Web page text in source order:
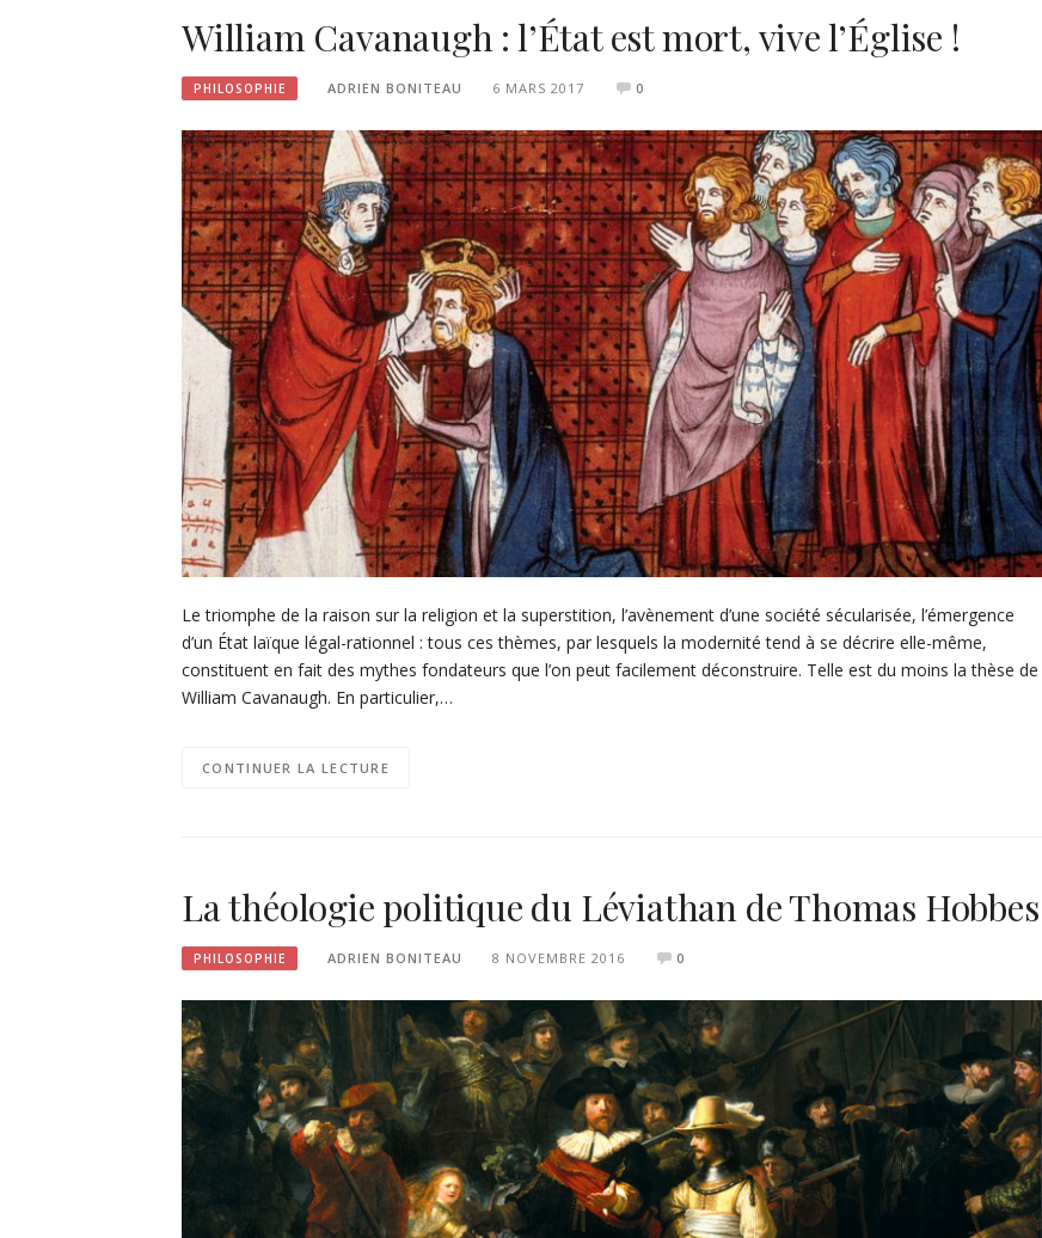
William Cavanaugh : l’État est mort, vive l’Église !
PHILOSOPHIE ADRIEN BONITEAU 6 MARS 2017 0
Le triomphe de la raison sur la religion et la superstition, l’avènement d’une société sécularisée, l’émergence
d’un État laïque légal-rationnel : tous ces thèmes, par lesquels la modernité tend à se décrire elle-même,
constituent en fait des mythes fondateurs que l’on peut facilement déconstruire. Telle est du moins la thèse de
William Cavanaugh. En particulier,…
CONTINUER LA LECTURE
La théologie politique du Léviathan de Thomas Hobbes
PHILOSOPHIE ADRIEN BONITEAU 8 NOVEMBRE 2016 0